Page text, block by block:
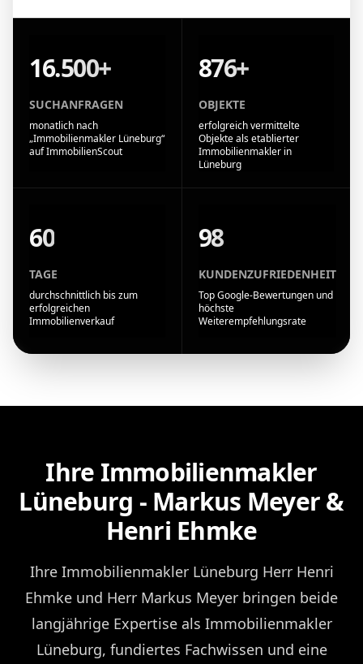
16.500+
SUCHANFRAGEN
monatlich nach
„Immobilienmakler Lüneburg“
auf ImmobilienScout
876+
OBJEKTE
erfolgreich vermittelte
Objekte als etablierter
Immobilienmakler in
Lüneburg
60
TAGE
durchschnittlich bis zum
erfolgreichen
Immobilienverkauf
98
KUNDENZUFRIEDENHEIT
Top Google-Bewertungen und
höchste
Weiterempfehlungsrate
Ihre Immobilienmakler
Lüneburg - Markus Meyer &
Henri Ehmke
Ihre Immobilienmakler Lüneburg Herr Henri
Ehmke und Herr Markus Meyer bringen beide
langjährige Expertise als Immobilienmakler
Lüneburg, fundiertes Fachwissen und eine